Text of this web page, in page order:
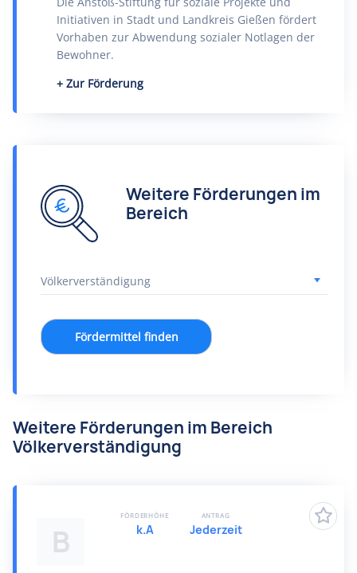
Initiativen in Stadt und Landkreis Gießen fördert
Vorhaben zur Abwendung sozialer Notlagen der
Bewohner.
Zur Förderung
Weitere Förderungen im
Bereich
Fördermittel finden
Weitere Förderungen im Bereich
Völkerverständigung
B
FÖRDERHÖHE
k.A
ANTRAG
Jederzeit